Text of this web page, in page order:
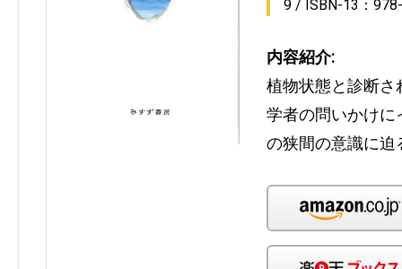
9
ISBN-13：
内容紹介:
植物状態と診断さ
学者の問いかけに
の狭間の意識に迫